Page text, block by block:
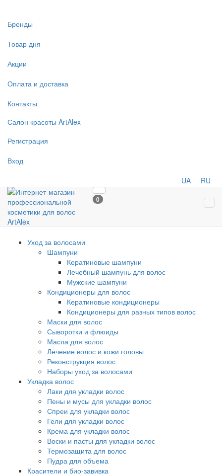
Бренды
Товар дня
Акции
Оплата и доставка
Контакты
Салон красоты ArtAlex
Регистрация
Вход
UA RU
0
Уход за волосами
Шампуни
Кератиновые шампуни
Лечебный шампунь для волос
Мужские шампуни
Кондиционеры для волос
Кератиновые кондиционеры
Кондиционеры для разных типов волос
Маски для волос
Сыворотки и флюиды
Масла для волос
Лечение волос и кожи головы
Реконструкция волос
Наборы уход за волосами
Укладка волос
Лаки для укладки волос
Пены и мусы для укладки волос
Спреи для укладки волос
Гели для укладки волос
Крема для укладки волос
Воски и пасты для укладки волос
Термозащита для волос
Пудра для объема
Красители и био-завивка